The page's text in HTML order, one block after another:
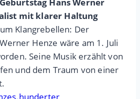
mit klarer Haltung
Klangrebellen: Der
Henze wäre am 1. Juli
Seine Musik erzählt von
und dem Traum von einer